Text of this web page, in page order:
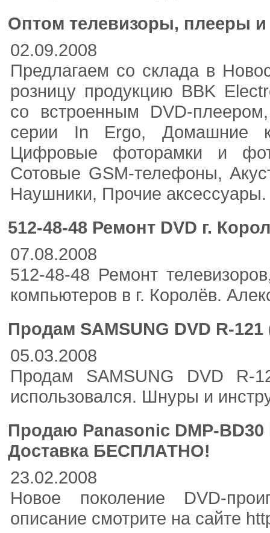
Оптом телевизоры, плееры и
02.09.2008
Предлагаем со склада в
розницу продукцию BBK
со встроенным DVD-
серии In Ergo, Домашние
Цифровые фоторамки и
Сотовые GSM-телефоны,
Наушники, Прочие аксессуары.
512-48-48 Ремонт DVD г.
07.08.2008
512-48-48 Ремонт
компьютеров в г. Королёв.
Продам SAMSUNG DVD R-
05.03.2008
Продам SAMSUNG DVD R-
использовался. Шнуры и
Продаю Panasonic DMP-
Доставка БЕСПЛАТНО!
23.02.2008
Новое поколение DVD-
описание смотрите на сайте